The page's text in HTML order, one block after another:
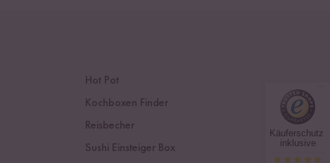
Hot Pot
Kochboxen Finder
Reisbecher
Sushi Einsteiger Box
Käuferschutz
inklusive